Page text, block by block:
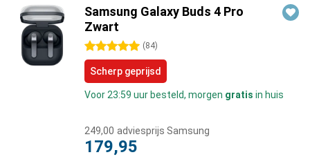
Samsung Galaxy Buds 4 Pro
Zwart
5 sterren (84)
Scherp geprijsd
Voor 23:59 uur besteld, morgen gratis in huis
249,00 adviesprijs Samsung
179,95